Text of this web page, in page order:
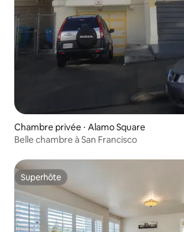
Chambre privée ⋅ Alamo Square
Belle chambre à San Francisco
Superhôte
Superhôte